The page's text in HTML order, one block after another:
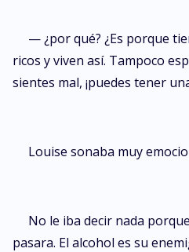
— ¿por qué? ¿Es porque
ricos y viven así. Tampoco
sientes mal, ¡puedes tener
Louise sonaba muy
No le iba decir nada
pasara. El alcohol es su